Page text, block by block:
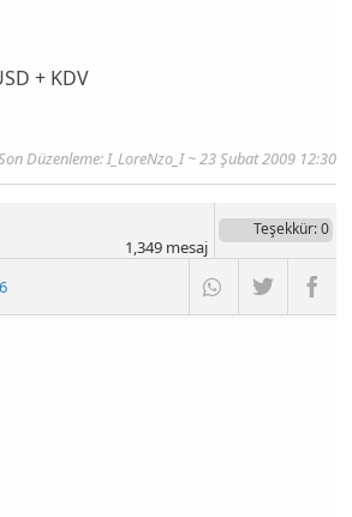
+ KDV
Düzenleme: I_LoreNzo_I ~ 23 Şubat 2009 12:30
Teşekkür: 0
1,349mesaj